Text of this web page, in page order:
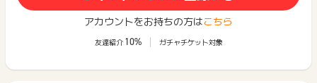
アカウントをお持ちの方はこちら
友達紹介 10% ガチャチケット対象